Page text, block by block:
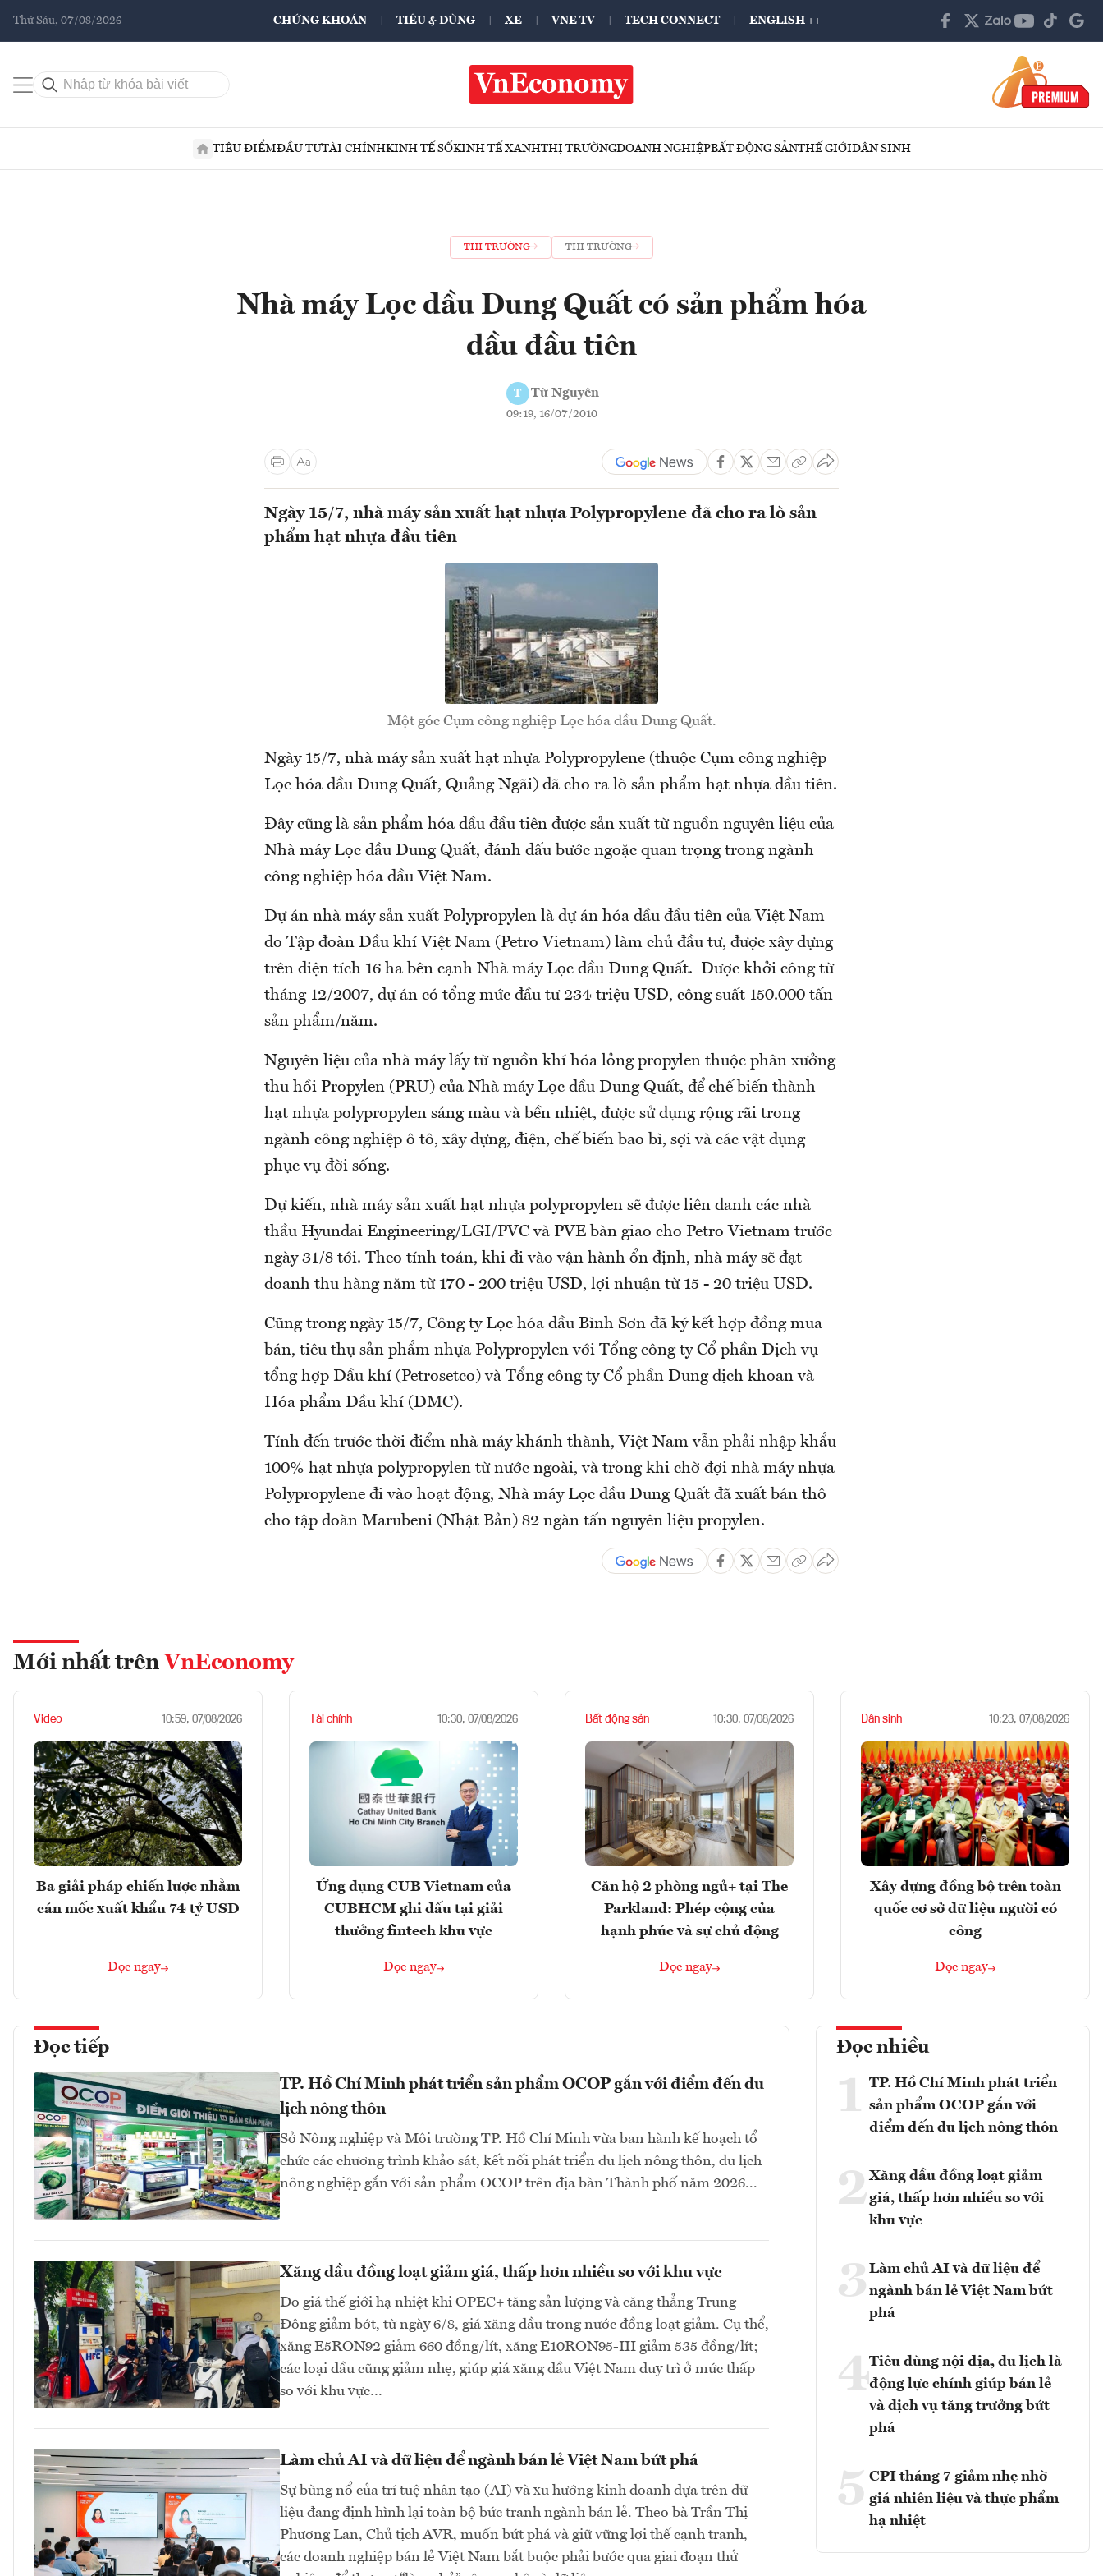
Thứ Sáu, 07/08/2026 CHỨNG KHOÁN TIÊU & DÙNG XE VNE TV TECH CONNECT ENGLISH ++
TIÊU ĐIỂMĐẦU TƯTÀI CHÍNHKINH TẾ SỐKINH TẾ XANHTHỊ TRƯỜNGDOANH NGHIỆPBẤT ĐỘNG SẢNTHẾ GIỚIDÂN SINH
THỊ TRƯỜNG THỊ TRƯỜNG
Nhà máy Lọc dầu Dung Quất có sản phẩm hóa
dầu đầu tiên
T Từ Nguyên
09:19, 16/07/2010
Ngày 15/7, nhà máy sản xuất hạt nhựa Polypropylene đã cho ra lò sản
phẩm hạt nhựa đầu tiên
Một góc Cụm công nghiệp Lọc hóa dầu Dung Quất.
Ngày 15/7, nhà máy sản xuất hạt nhựa Polypropylene (thuộc Cụm công nghiệp
Lọc hóa dầu Dung Quất, Quảng Ngãi) đã cho ra lò sản phẩm hạt nhựa đầu tiên.
Đây cũng là sản phẩm hóa dầu đầu tiên được sản xuất từ nguồn nguyên liệu của
Nhà máy Lọc dầu Dung Quất, đánh dấu bước ngoặc quan trọng trong ngành
công nghiệp hóa dầu Việt Nam.
Dự án nhà máy sản xuất Polypropylen là dự án hóa dầu đầu tiên của Việt Nam
do Tập đoàn Dầu khí Việt Nam (Petro Vietnam) làm chủ đầu tư, được xây dựng
trên diện tích 16 ha bên cạnh Nhà máy Lọc dầu Dung Quất. Được khởi công từ
tháng 12/2007, dự án có tổng mức đầu tư 234 triệu USD, công suất 150.000 tấn
sản phẩm/năm.
Nguyên liệu của nhà máy lấy từ nguồn khí hóa lỏng propylen thuộc phân xưởng
thu hồi Propylen (PRU) của Nhà máy Lọc dầu Dung Quất, để chế biến thành
hạt nhựa polypropylen sáng màu và bền nhiệt, được sử dụng rộng rãi trong
ngành công nghiệp ô tô, xây dựng, điện, chế biến bao bì, sợi và các vật dụng
phục vụ đời sống.
Dự kiến, nhà máy sản xuất hạt nhựa polypropylen sẽ được liên danh các nhà
thầu Hyundai Engineering/LGI/PVC và PVE bàn giao cho Petro Vietnam trước
ngày 31/8 tới. Theo tính toán, khi đi vào vận hành ổn định, nhà máy sẽ đạt
doanh thu hàng năm từ 170 - 200 triệu USD, lợi nhuận từ 15 - 20 triệu USD.
Cũng trong ngày 15/7, Công ty Lọc hóa dầu Bình Sơn đã ký kết hợp đồng mua
bán, tiêu thụ sản phẩm nhựa Polypropylen với Tổng công ty Cổ phần Dịch vụ
tổng hợp Dầu khí (Petrosetco) và Tổng công ty Cổ phần Dung dịch khoan và
Hóa phẩm Dầu khí (DMC).
Tính đến trước thời điểm nhà máy khánh thành, Việt Nam vẫn phải nhập khẩu
100% hạt nhựa polypropylen từ nước ngoài, và trong khi chờ đợi nhà máy nhựa
Polypropylene đi vào hoạt động, Nhà máy Lọc dầu Dung Quất đã xuất bán thô
cho tập đoàn Marubeni (Nhật Bản) 82 ngàn tấn nguyên liệu propylen.
Mới nhất trên VnEconomy
Video 10:59, 07/08/2026
Ba giải pháp chiến lược nhằm
cán mốc xuất khẩu 74 tỷ USD
Đọc ngay
Tài chính 10:30, 07/08/2026
Ứng dụng CUB Vietnam của
CUBHCM ghi dấu tại giải
thưởng fintech khu vực
Đọc ngay
Bất động sản 10:30, 07/08/2026
Căn hộ 2 phòng ngủ+ tại The
Parkland: Phép cộng của
hạnh phúc và sự chủ động
Đọc ngay
Dân sinh 10:23, 07/08/2026
Xây dựng đồng bộ trên toàn
quốc cơ sở dữ liệu người có
công
Đọc ngay
Đọc tiếp
TP. Hồ Chí Minh phát triển sản phẩm OCOP gắn với điểm đến du
lịch nông thôn
Sở Nông nghiệp và Môi trường TP. Hồ Chí Minh vừa ban hành kế hoạch tổ
chức các chương trình khảo sát, kết nối phát triển du lịch nông thôn, du lịch
nông nghiệp gắn với sản phẩm OCOP trên địa bàn Thành phố năm 2026...
Xăng dầu đồng loạt giảm giá, thấp hơn nhiều so với khu vực
Do giá thế giới hạ nhiệt khi OPEC+ tăng sản lượng và căng thẳng Trung
Đông giảm bớt, từ ngày 6/8, giá xăng dầu trong nước đồng loạt giảm. Cụ thể,
xăng E5RON92 giảm 660 đồng/lít, xăng E10RON95-III giảm 535 đồng/lít;
các loại dầu cũng giảm nhẹ, giúp giá xăng dầu Việt Nam duy trì ở mức thấp
so với khu vực…
Làm chủ AI và dữ liệu để ngành bán lẻ Việt Nam bứt phá
Sự bùng nổ của trí tuệ nhân tạo (AI) và xu hướng kinh doanh dựa trên dữ
liệu đang định hình lại toàn bộ bức tranh ngành bán lẻ. Theo bà Trần Thị
Phương Lan, Chủ tịch AVR, muốn bứt phá và giữ vững lợi thế cạnh tranh,
các doanh nghiệp bán lẻ Việt Nam bắt buộc phải bước qua giai đoạn thử
Đọc nhiều
1 TP. Hồ Chí Minh phát triển
sản phẩm OCOP gắn với
điểm đến du lịch nông thôn
2Xăng dầu đồng loạt giảm
giá, thấp hơn nhiều so với
khu vực
3 Làm chủ AI và dữ liệu để
ngành bán lẻ Việt Nam bứt
phá
4Tiêu dùng nội địa, du lịch là
động lực chính giúp bán lẻ
và dịch vụ tăng trưởng bứt
phá
5 CPI tháng 7 giảm nhẹ nhờ
giá nhiên liệu và thực phẩm
hạ nhiệt